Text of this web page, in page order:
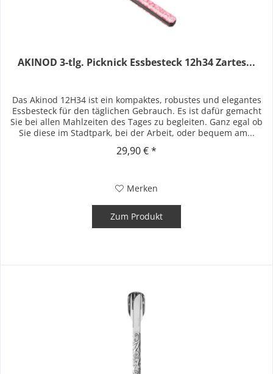
AKINOD 3-tlg. Picknick Essbesteck 12h34 Zartes...
Das Akinod 12H34 ist ein kompaktes, robustes und elegantes
Essbesteck für den täglichen Gebrauch. Es ist dafür gemacht
Sie bei allen Mahlzeiten des Tages zu begleiten. Ganz egal ob
Sie diese im Stadtpark, bei der Arbeit, oder bequem am...
29,90 € *
Merken
Zum Produkt